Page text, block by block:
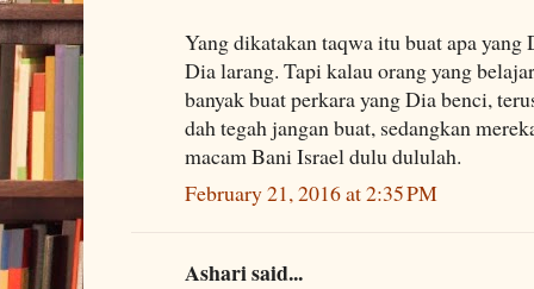
Yang dikatakan taqwa itu buat apa yang
Dia larang. Tapi kalau orang yang
banyak buat perkara yang Dia benci,
dah tegah jangan buat, sedangkan
macam Bani Israel dulu dululah.
February 21, 2016 at 2:35 PM
Ashari said...